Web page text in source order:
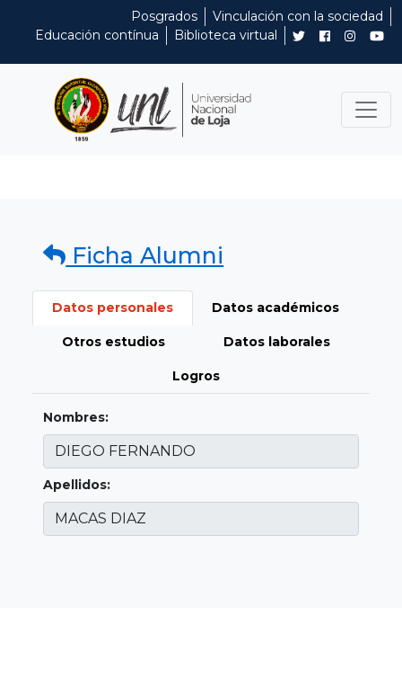
Posgrados
Vinculación con la sociedad
Educación contínua
Biblioteca virtual
Ficha Alumni
Datos personales Datos académicos
Otros estudios Datos laborales
Logros
Nombres:
Apellidos: